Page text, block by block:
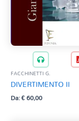
FACCHINETTI G.
DIVERTIMENTO II
Da:€60,00